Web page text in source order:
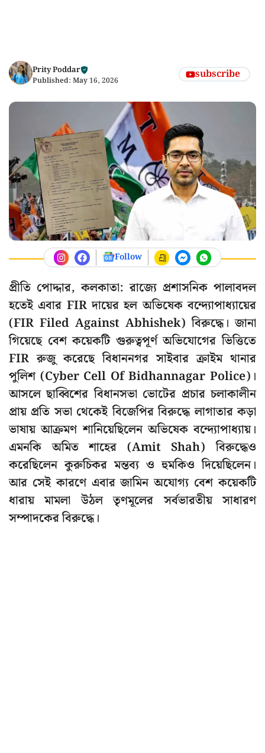
Prity Poddar
Published: May 16, 2026 subscribe
Follow
প্রীতি পোদ্দার, কলকাতা: রাজ্যে প্রশাসনিক পালাবদল
হতেই এবার FIR দায়ের হল অভিষেক বন্দ্যোপাধ্যায়ের
(FIR Filed Against Abhishek) বিরুদ্ধে। জানা
গিয়েছে বেশ কয়েকটি গুরুত্বপূর্ণ অভিযোগের ভিত্তিতে
FIR রুজু করেছে বিধাননগর সাইবার ক্রাইম থানার
পুলিশ (Cyber Cell Of Bidhannagar Police)।
আসলে ছাব্বিশের বিধানসভা ভোটের প্রচার চলাকালীন
প্রায় প্রতি সভা থেকেই বিজেপির বিরুদ্ধে লাগাতার কড়া
ভাষায় আক্রমণ শানিয়েছিলেন অভিষেক বন্দ্যোপাধ্যায়।
এমনকি অমিত শাহের (Amit Shah) বিরুদ্ধেও
করেছিলেন কুরুচিকর মন্তব্য ও হুমকিও দিয়েছিলেন।
আর সেই কারণে এবার জামিন অযোগ্য বেশ কয়েকটি
ধারায় মামলা উঠল তৃণমূলের সর্বভারতীয় সাধারণ
সম্পাদকের বিরুদ্ধে।